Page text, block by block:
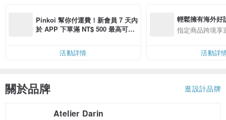
Pinkoi 幫你付運費！新會員 7 天內
於 APP 下單滿 NT$ 500 最高可折
活動詳情
輕鬆擁有海外好
指定商品跨境享
活動詳
關於品牌 逛設計品牌
Atelier Darin